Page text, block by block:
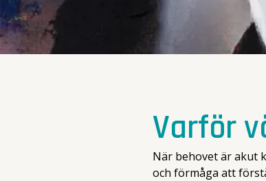
Varför
När behovet är akut
och förmåga att